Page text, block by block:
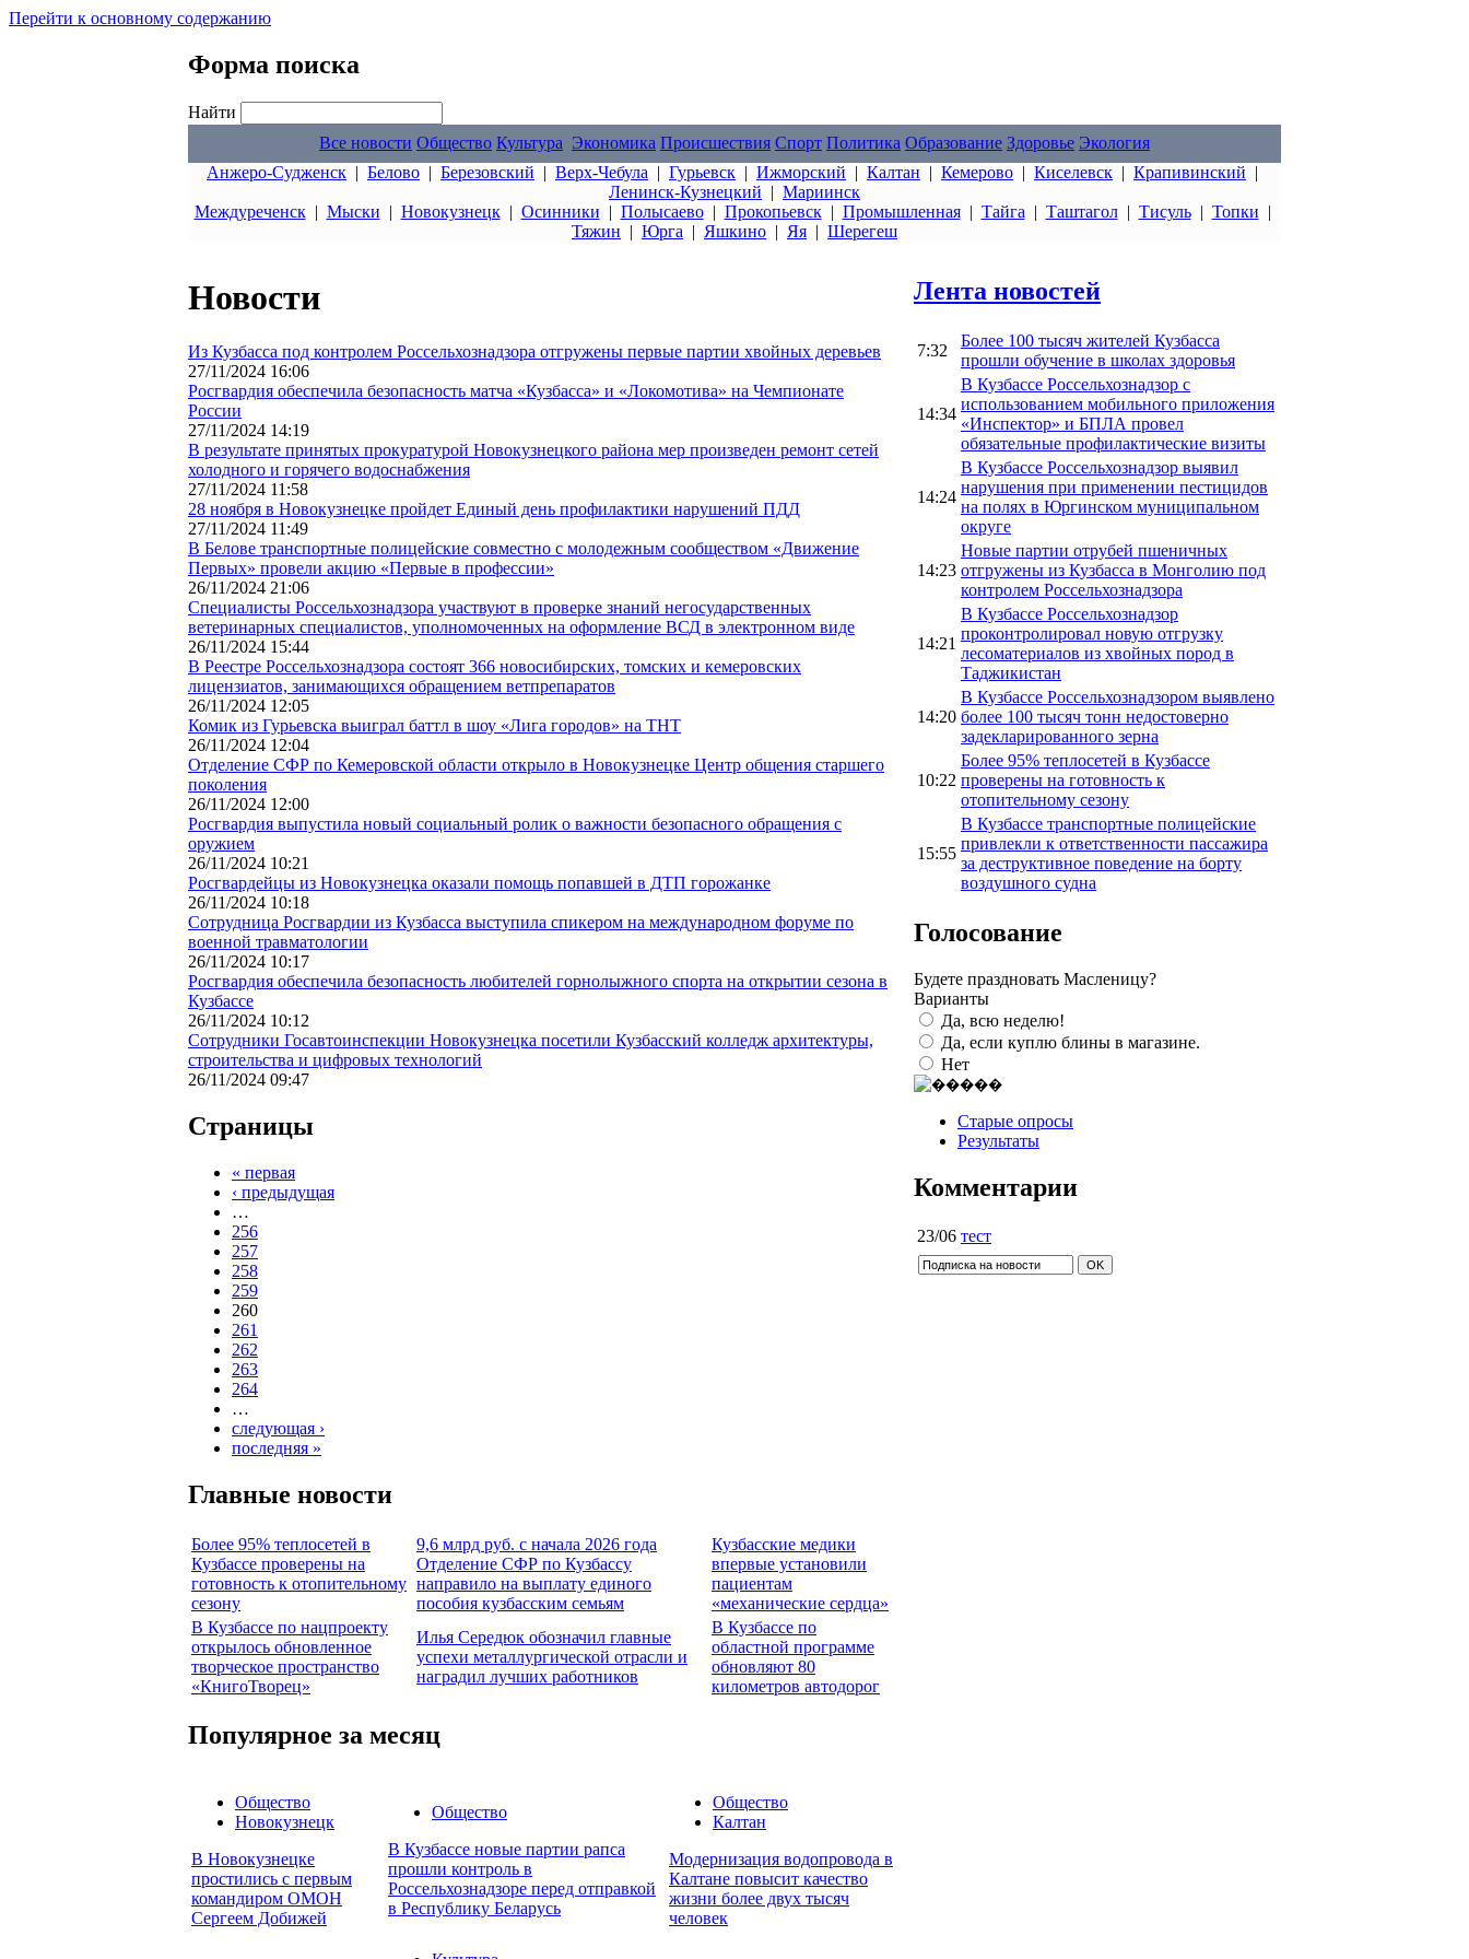
Перейти к основному содержанию
Форма поиска
Найти
Все новости Общество Культура Экономика Происшествия Спорт Политика Образование Здоровье Экология
Анжеро-Судженск | Белово | Березовский | Верх-Чебула | Гурьевск | Ижморский | Калтан | Кемерово | Киселевск | Крапивинский |
Ленинск-Кузнецкий | Мариинск
Междуреченск| Мыски | Новокузнецк| Осинники | Полысаево| Прокопьевск| Промышленная| Тайга | Таштагол| Тисуль| Топки |
Тяжин | Юрга | Яшкино | Яя | Шерегеш
Новости
Из Кузбасса под контролем Россельхознадзора отгружены первые партии хвойных деревьев
27/11/2024 16:06
Росгвардия обеспечила безопасность матча «Кузбасса» и «Локомотива» на Чемпионате
России
27/11/2024 14:19
В результате принятых прокуратурой Новокузнецкого района мер произведен ремонт сетей
холодного и горячего водоснабжения
27/11/2024 11:58
28 ноября в Новокузнецке пройдет Единый день профилактики нарушений ПДД
27/11/2024 11:49
В Белове транспортные полицейские совместно с молодежным сообществом «Движение
Первых» провели акцию «Первые в профессии»
26/11/2024 21:06
Специалисты Россельхознадзора участвуют в проверке знаний негосударственных
ветеринарных специалистов, уполномоченных на оформление ВСД в электронном виде
26/11/2024 15:44
В Реестре Россельхознадзора состоят 366 новосибирских, томских и кемеровских
лицензиатов, занимающихся обращением ветпрепаратов
26/11/2024 12:05
Комик из Гурьевска выиграл баттл в шоу «Лига городов» на ТНТ
26/11/2024 12:04
Отделение СФР по Кемеровской области открыло в Новокузнецке Центр общения старшего
поколения
26/11/2024 12:00
Росгвардия выпустила новый социальный ролик о важности безопасного обращения с
оружием
26/11/2024 10:21
Росгвардейцы из Новокузнецка оказали помощь попавшей в ДТП горожанке
26/11/2024 10:18
Сотрудница Росгвардии из Кузбасса выступила спикером на международном форуме по
военной травматологии
26/11/2024 10:17
Росгвардия обеспечила безопасность любителей горнолыжного спорта на открытии сезона в
Кузбассе
26/11/2024 10:12
Сотрудники Госавтоинспекции Новокузнецка посетили Кузбасский колледж архитектуры,
строительства и цифровых технологий
26/11/2024 09:47
Страницы
« первая
‹ предыдущая
…
256
257
258
259
260
261
262
263
264
…
следующая ›
последняя »
Главные новости
Более 95% теплосетей в
Кузбассе проверены на
готовность к отопительному
сезону
9,6 млрд руб. с начала 2026 года
Отделение СФР по Кузбассу
направило на выплату единого
пособия кузбасским семьям
Кузбасские медики
впервые установили
пациентам
«механические сердца»
В Кузбассе по нацпроекту
открылось обновленное
творческое пространство
«КнигоТворец»
Илья Середюк обозначил главные
успехи металлургической отрасли и
наградил лучших работников
В Кузбассе по
областной программе
обновляют 80
километров автодорог
Популярное за месяц
Общество
Новокузнецк
В Новокузнецке
простились с первым
командиром ОМОН
Сергеем Добижей
Общество
В Кузбассе новые партии рапса
прошли контроль в
Россельхознадзоре перед отправкой
в Республику Беларусь
Общество
Калтан
Модернизация водопровода в
Калтане повысит качество
жизни более двух тысяч
человек
Лента новостей
7:32
Более 100 тысяч жителей Кузбасса
прошли обучение в школах здоровья
14:34
В Кузбассе Россельхознадзор с
использованием мобильного приложения
«Инспектор» и БПЛА провел
обязательные профилактические визиты
14:24
В Кузбассе Россельхознадзор выявил
нарушения при применении пестицидов
на полях в Юргинском муниципальном
округе
14:23
Новые партии отрубей пшеничных
отгружены из Кузбасса в Монголию под
контролем Россельхознадзора
14:21
В Кузбассе Россельхознадзор
проконтролировал новую отгрузку
лесоматериалов из хвойных пород в
Таджикистан
14:20
В Кузбассе Россельхознадзором выявлено
более 100 тысяч тонн недостоверно
задекларированного зерна
10:22
Более 95% теплосетей в Кузбассе
проверены на готовность к
отопительному сезону
15:55
В Кузбассе транспортные полицейские
привлекли к ответственности пассажира
за деструктивное поведение на борту
воздушного судна
Голосование
Будете праздновать Масленицу?
Варианты
Да, всю неделю!
Да, если куплю блины в магазине.
Нет
Старые опросы
Результаты
Комментарии
23/06 тест